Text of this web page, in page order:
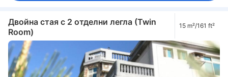
Двойна стая с 2 отделни легла (Twin
Room)
15 m²/161 ft²